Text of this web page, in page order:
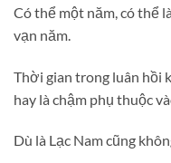
Có thể một năm, có thể
vạn năm.
Thời gian trong luân hồi
hay là chậm phụ thuộc
Dù là Lạc Nam cũng